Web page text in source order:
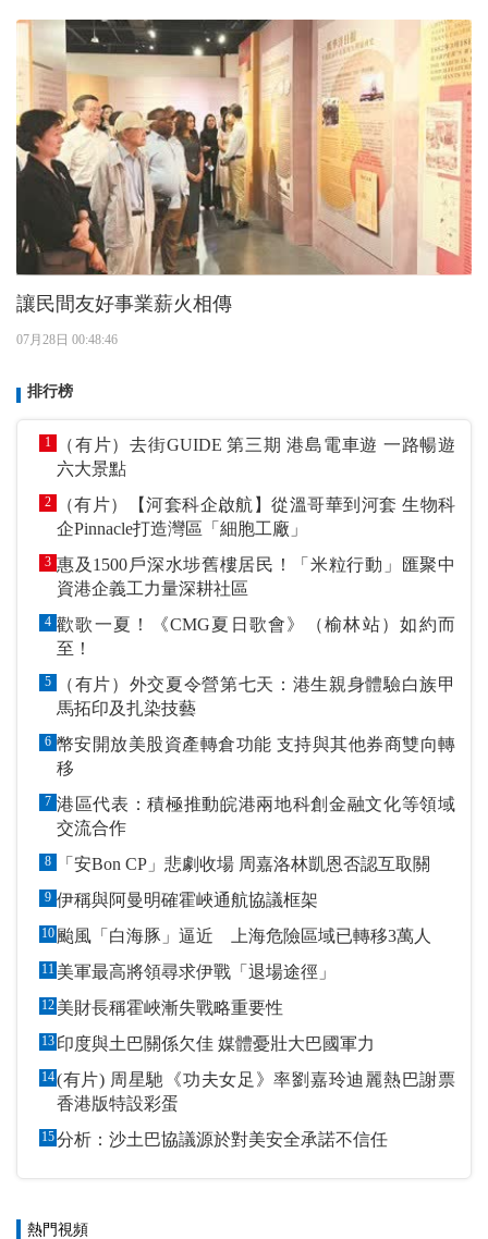
讓民間友好事業薪火相傳
07月28日 00:48:46
排行榜
1
（有片）去街GUIDE 第三期 港島電車遊 一路暢遊
六大景點
2
（有片）【河套科企啟航】從溫哥華到河套 生物科
企Pinnacle打造灣區「細胞工廠」
3 惠及1500戶深水埗舊樓居民！「米粒行動」匯聚中
資港企義工力量深耕社區
4 歡歌一夏！《CMG夏日歌會》（榆林站）如約而
至！
5
（有片）外交夏令營第七天：港生親身體驗白族甲
馬拓印及扎染技藝
6 幣安開放美股資產轉倉功能 支持與其他券商雙向轉
移
7 港區代表：積極推動皖港兩地科創金融文化等領域
交流合作
8 「安Bon CP」悲劇收場 周嘉洛林凱恩否認互取關
9 伊稱與阿曼明確霍峽通航協議框架
10 颱風「白海豚」逼近 上海危險區域已轉移3萬人
11 美軍最高將領尋求伊戰「退場途徑」
12 美財長稱霍峽漸失戰略重要性
13 印度與土巴關係欠佳 媒體憂壯大巴國軍力
14(有片) 周星馳《功夫女足》率劉嘉玲迪麗熱巴謝票
香港版特設彩蛋
15分析：沙土巴協議源於對美安全承諾不信任
熱門視頻